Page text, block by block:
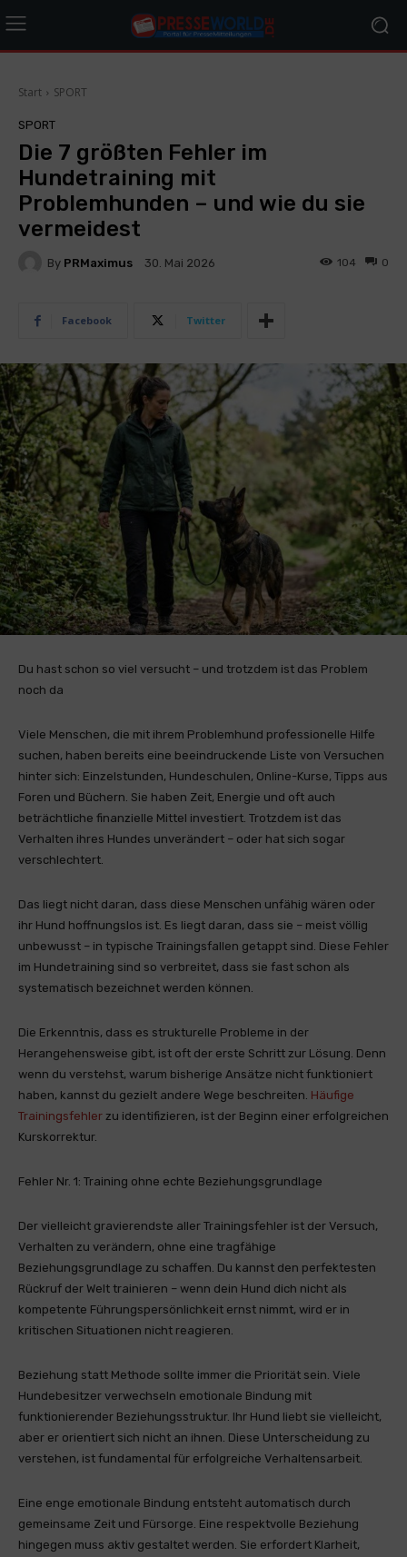
Start SPORT
SPORT
Die 7 größten Fehler im
Hundetraining mit
Problemhunden – und wie du sie
vermeidest
By PRMaximus 30. Mai 2026 0
104
Facebook Twitter
Du hast schon so viel versucht – und trotzdem ist das Problem
noch da
Viele Menschen, die mit ihrem Problemhund professionelle Hilfe
suchen, haben bereits eine beeindruckende Liste von Versuchen
hinter sich: Einzelstunden, Hundeschulen, Online-Kurse, Tipps aus
Foren und Büchern. Sie haben Zeit, Energie und oft auch
beträchtliche finanzielle Mittel investiert. Trotzdem ist das
Verhalten ihres Hundes unverändert – oder hat sich sogar
verschlechtert.
Das liegt nicht daran, dass diese Menschen unfähig wären oder
ihr Hund hoffnungslos ist. Es liegt daran, dass sie – meist völlig
unbewusst – in typische Trainingsfallen getappt sind. Diese Fehler
im Hundetraining sind so verbreitet, dass sie fast schon als
systematisch bezeichnet werden können.
Die Erkenntnis, dass es strukturelle Probleme in der
Herangehensweise gibt, ist oft der erste Schritt zur Lösung. Denn
wenn du verstehst, warum bisherige Ansätze nicht funktioniert
haben, kannst du gezielt andere Wege beschreiten. Häufige
Trainingsfehler zu identifizieren, ist der Beginn einer erfolgreichen
Kurskorrektur.
Fehler Nr. 1: Training ohne echte Beziehungsgrundlage
Der vielleicht gravierendste aller Trainingsfehler ist der Versuch,
Verhalten zu verändern, ohne eine tragfähige
Beziehungsgrundlage zu schaffen. Du kannst den perfektesten
Rückruf der Welt trainieren – wenn dein Hund dich nicht als
kompetente Führungspersönlichkeit ernst nimmt, wird er in
kritischen Situationen nicht reagieren.
Beziehung statt Methode sollte immer die Priorität sein. Viele
Hundebesitzer verwechseln emotionale Bindung mit
funktionierender Beziehungsstruktur. Ihr Hund liebt sie vielleicht,
aber er orientiert sich nicht an ihnen. Diese Unterscheidung zu
verstehen, ist fundamental für erfolgreiche Verhaltensarbeit.
Eine enge emotionale Bindung entsteht automatisch durch
gemeinsame Zeit und Fürsorge. Eine respektvolle Beziehung
hingegen muss aktiv gestaltet werden. Sie erfordert Klarheit,